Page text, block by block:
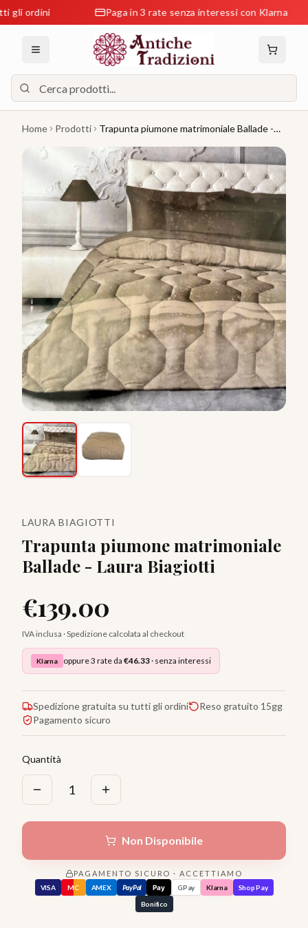
Paga in 3 rate senza interessi con Klarna
Home Prodotti
Trapunta piumone matrimoniale Ballade -
LAURA BIAGIOTTI
Trapunta piumone matrimoniale
Ballade - Laura Biagiotti
€139.00
IVA inclusa · Spedizione calcolata al checkout
Klarna oppure 3 rate da €46.33· senza interessi
Spedizione gratuita su tutti gli ordini
Reso gratuito 15gg
Pagamento sicuro
Quantità
1
Non Disponibile
PAGAMENTO SICURO · ACCETTIAMO
VISA MC AMEX PayPal Pay GPay Klarna
Shop Pay
Bonifico